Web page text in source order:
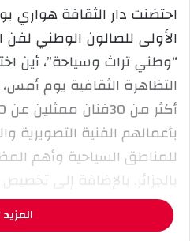
إ
ل
ك
ت
و
ي
ا
احتضنت دار الثقافة
الأولى للصالون الوطني
“وطني تراث وسياحة”، أين
التظاهرة الثقافية يوم
بأعمالهم الفنية التصويرية
للمناطق السياحية وأهم
بالجزائر. بالإضافة إلى
آلات التصوير القديمة . المزيد